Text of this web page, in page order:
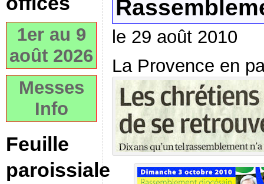
1er au 9
août 2026
Messes
Info
Feuille
paroissiale
le 29 août 2010
La Provence en